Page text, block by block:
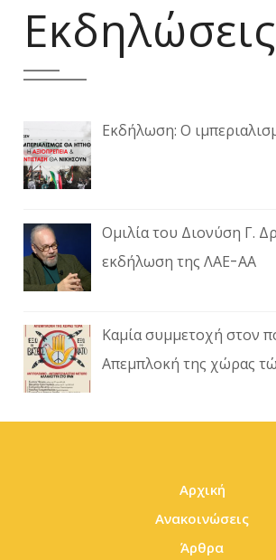
Εκδηλώσεις
Εκδήλωση: Ο
Ομιλία του Διονύση Γ.
εκδήλωση της ΛΑΕ-ΑΑ
Καμία συμμετοχή στον
Απεμπλοκή της χώρας
Αρχική
Ανακοινώσεις
Άρθρα